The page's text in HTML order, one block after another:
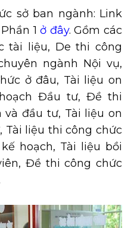
sở ban ngành: Link
1 ở đây. Gồm các
tài liệu, De thi công
ngành Nội vụ,
ở đâu, Tài liệu on
Đầu tư, Đề thi
và đầu tư, Tài liệu on
Tài liệu thi công chức
hoạch, Tài liệu bồi
Đề thi công chức